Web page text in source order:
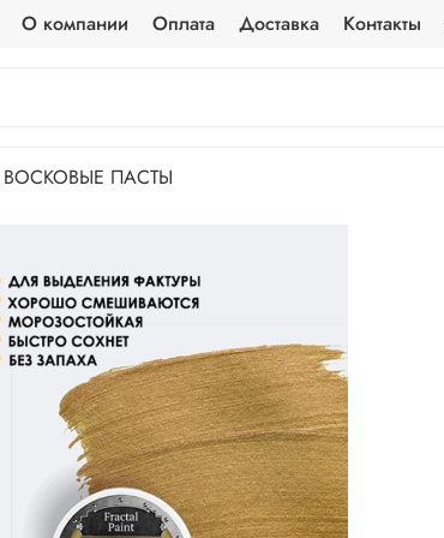
О компании Оплата Доставка Контакты
ВОСКОВЫЕ ПАСТЫ